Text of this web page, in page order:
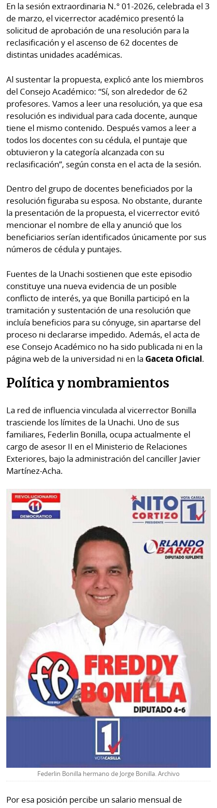
En la sesión extraordinaria N.° 01-2026, celebrada el 3
de marzo, el vicerrector académico presentó la
solicitud de aprobación de una resolución para la
reclasificación y el ascenso de 62 docentes de
distintas unidades académicas.
Al sustentar la propuesta, explicó ante los miembros
del Consejo Académico: “Sí, son alrededor de 62
profesores. Vamos a leer una resolución, ya que esa
resolución es individual para cada docente, aunque
tiene el mismo contenido. Después vamos a leer a
todos los docentes con su cédula, el puntaje que
obtuvieron y la categoría alcanzada con su
reclasificación”, según consta en el acta de la sesión.
Dentro del grupo de docentes beneficiados por la
resolución figuraba su esposa. No obstante, durante
la presentación de la propuesta, el vicerrector evitó
mencionar el nombre de ella y anunció que los
beneficiarios serían identificados únicamente por sus
números de cédula y puntajes.
Fuentes de la Unachi sostienen que este episodio
constituye una nueva evidencia de un posible
conflicto de interés, ya que Bonilla participó en la
tramitación y sustentación de una resolución que
incluía beneficios para su cónyuge, sin apartarse del
proceso ni declararse impedido. Además, el acta de
ese Consejo Académico no ha sido publicada ni en la
página web de la universidad ni en la Gaceta Oficial.
Política y nombramientos
La red de influencia vinculada al vicerrector Bonilla
trasciende los límites de la Unachi. Uno de sus
familiares, Federlin Bonilla, ocupa actualmente el
cargo de asesor II en el Ministerio de Relaciones
Exteriores, bajo la administración del canciller Javier
Martínez-Acha.
Federlin Bonilla hermano de Jorge Bonilla. Archivo
Por esa posición percibe un salario mensual de